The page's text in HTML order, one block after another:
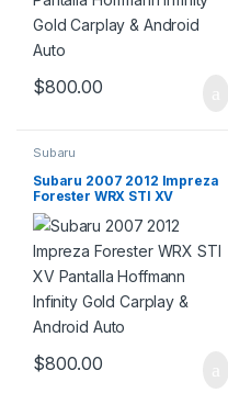
$800.00
Subaru
Subaru 2007 2012 Impreza
Forester WRX STI XV
Pantalla Hoffmann Infinity
Gold Carplay & Android Auto
$800.00